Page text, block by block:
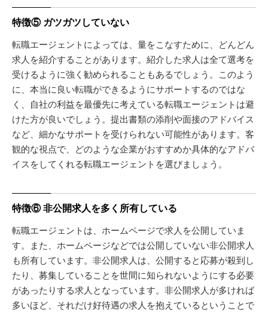
特徴⑤ ガツガツしていない
転職エージェントによっては、量をこなすために、どんどん
求人を紹介することがあります。紹介した求人は全て選考を
受けるように強く勧められることもあるでしょう。このよう
に、本当に良い転職ができるようにサポートするのではな
く、自社の利益を最優先に考えている転職エージェントは避
けた方が良いでしょう。提出書類の添削や面接のアドバイス
など、細かなサポートを受けられない可能性があります。客
観的な視点で、どのような企業がおすすめか具体的なアドバ
イスをしてくれる転職エージェントを選びましょう。
特徴⑥ 非公開求人を多く所有している
転職エージェントは、ホームページで求人を公開していま
す。また、ホームページなどでは公開していない非公開求人
も所有しています。非公開求人は、公開すると応募が殺到し
たり、募集していることを世間に知られないようにする必要
があったりする求人となっています。非公開求人が多ければ
多いほど、それだけ好待遇の求人を抱えているということで